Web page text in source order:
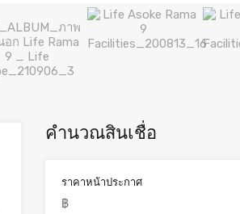
คำนวณสินเชื่อ
ราคาหน้าประกาศ